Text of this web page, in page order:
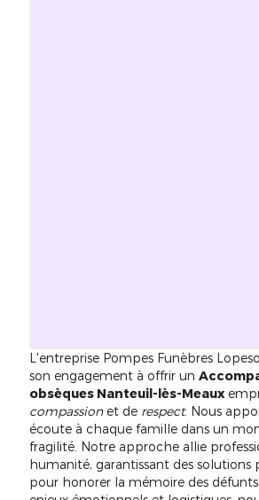
L'entreprise Pompes Funèbres
son engagement à offrir un
obsèques Nanteuil-lès-Meaux
compassionet de respect. Nous
écoute à chaque famille dans un
fragilité. Notre approche allie
humanité, garantissant des solutions
pour honorer la mémoire des